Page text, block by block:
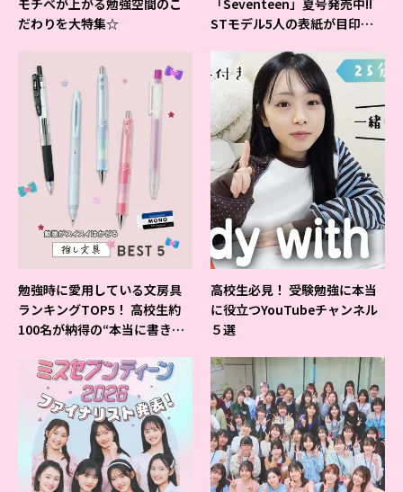
だわりを大特集☆
STモデル5人の表紙が目印だ
勉強時に愛用している文房具
ランキングTOP5！ 高校生約
100名が納得の“本当に書きや
高校生必見！ 受験勉強に本当
に役立つYouTubeチャンネル
５選